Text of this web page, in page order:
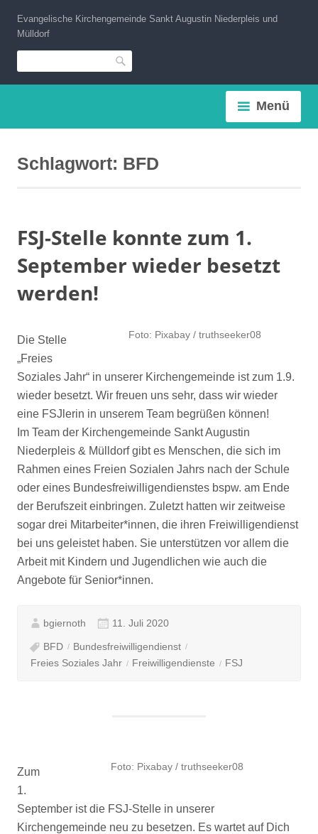
Inhalt
springen
Evangelische Kirchengemeinde Sankt Augustin Niederpleis und
Mülldorf
Suche
Menü
Schlagwort: BFD
FSJ-Stelle konnte zum 1.
September wieder besetzt
werden!
Foto: Pixabay / truthseeker08
Die Stelle
„Freies
Soziales Jahr“ in unserer Kirchengemeinde ist zum 1.9.
wieder besetzt. Wir freuen uns sehr, dass wir wieder
eine FSJlerin in unserem Team begrüßen können!
Im Team der Kirchengemeinde Sankt Augustin
Niederpleis & Mülldorf gibt es Menschen, die sich im
Rahmen eines Freien Sozialen Jahrs nach der Schule
oder eines Bundesfreiwilligendienstes bspw. am Ende
der Berufszeit einbringen. Zuletzt hatten wir zeitweise
sogar drei Mitarbeiter*innen, die ihren Freiwilligendienst
bei uns geleistet haben. Sie unterstützen vor allem die
Arbeit mit Kindern und Jugendlichen wie auch die
Angebote für Senior*innen.
bgiernoth 11. Juli 2020
BFD
Bundesfreiwilligendienst
Freies Soziales Jahr
Freiwilligendienste FSJ
Foto: Pixabay / truthseeker08
Zum
1.
September ist die FSJ-Stelle in unserer
Kirchengemeinde neu zu besetzen. Es wartet auf Dich